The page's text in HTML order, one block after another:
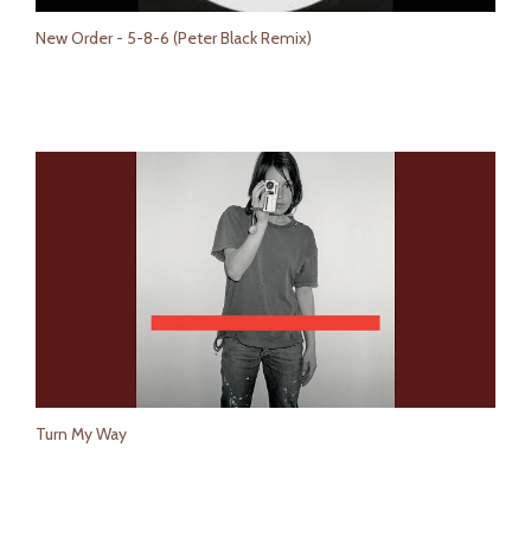
New Order - 5-8-6 (Peter Black Remix)
Turn My Way